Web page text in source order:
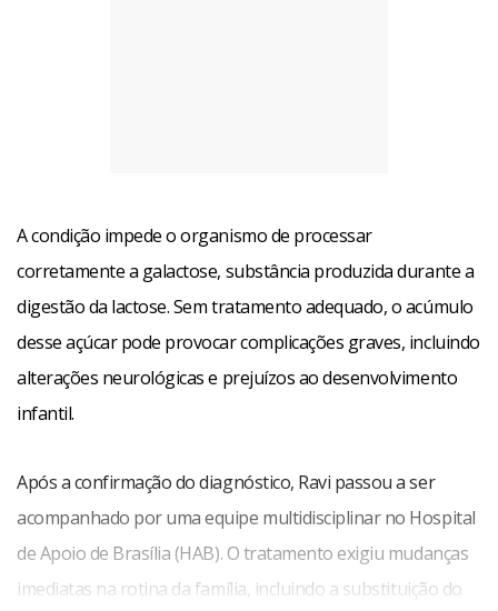
A condição impede o organismo de processar
corretamente a galactose, substância produzida durante a
digestão da lactose. Sem tratamento adequado, o acúmulo
desse açúcar pode provocar complicações graves, incluindo
alterações neurológicas e prejuízos ao desenvolvimento
infantil.
Após a confirmação do diagnóstico, Ravi passou a ser
acompanhado por uma equipe multidisciplinar no Hospital
de Apoio de Brasília (HAB). O tratamento exigiu mudanças
imediatas na rotina da família, incluindo a substituição do